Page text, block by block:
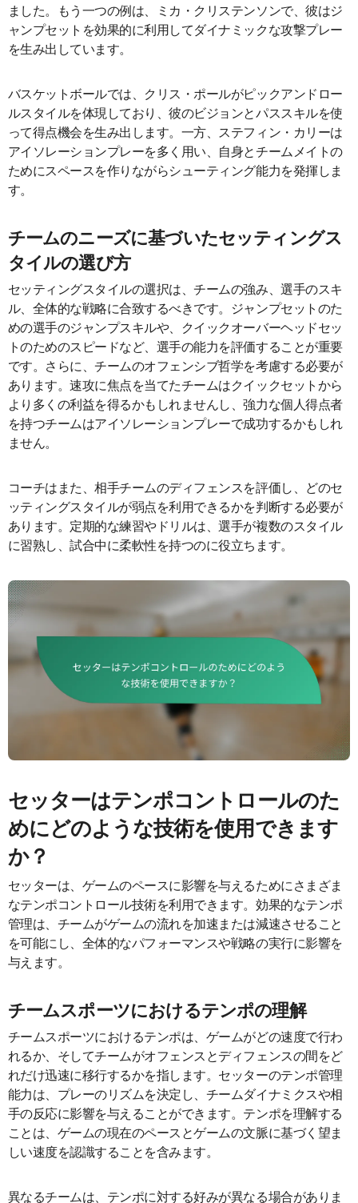
ました。もう一つの例は、ミカ・クリステンソンで、彼はジ
ャンプセットを効果的に利用してダイナミックな攻撃プレー
を生み出しています。
バスケットボールでは、クリス・ポールがピックアンドロー
ルスタイルを体現しており、彼のビジョンとパススキルを使
って得点機会を生み出します。一方、ステフィン・カリーは
アイソレーションプレーを多く用い、自身とチームメイトの
ためにスペースを作りながらシューティング能力を発揮しま
す。
チームのニーズに基づいたセッティングス
タイルの選び方
セッティングスタイルの選択は、チームの強み、選手のスキ
ル、全体的な戦略に合致するべきです。ジャンプセットのた
めの選手のジャンプスキルや、クイックオーバーヘッドセッ
トのためのスピードなど、選手の能力を評価することが重要
です。さらに、チームのオフェンシブ哲学を考慮する必要が
あります。速攻に焦点を当てたチームはクイックセットから
より多くの利益を得るかもしれませんし、強力な個人得点者
を持つチームはアイソレーションプレーで成功するかもしれ
ません。
コーチはまた、相手チームのディフェンスを評価し、どのセ
ッティングスタイルが弱点を利用できるかを判断する必要が
あります。定期的な練習やドリルは、選手が複数のスタイル
に習熟し、試合中に柔軟性を持つのに役立ちます。
セッターはテンポコントロールのた
めにどのような技術を使用できます
か？
セッターは、ゲームのペースに影響を与えるためにさまざま
なテンポコントロール技術を利用できます。効果的なテンポ
管理は、チームがゲームの流れを加速または減速させること
を可能にし、全体的なパフォーマンスや戦略の実行に影響を
与えます。
チームスポーツにおけるテンポの理解
チームスポーツにおけるテンポは、ゲームがどの速度で行わ
れるか、そしてチームがオフェンスとディフェンスの間をど
れだけ迅速に移行するかを指します。セッターのテンポ管理
能力は、プレーのリズムを決定し、チームダイナミクスや相
手の反応に影響を与えることができます。テンポを理解する
ことは、ゲームの現在のペースとゲームの文脈に基づく望ま
しい速度を認識することを含みます。
異なるチームは、テンポに対する好みが異なる場合がありま